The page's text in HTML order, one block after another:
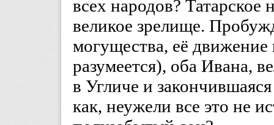
всех народов?
великое зрелище.
могущества, её движение
разумеется), оба Ивана,
в Угличе и
как, неужели все это не